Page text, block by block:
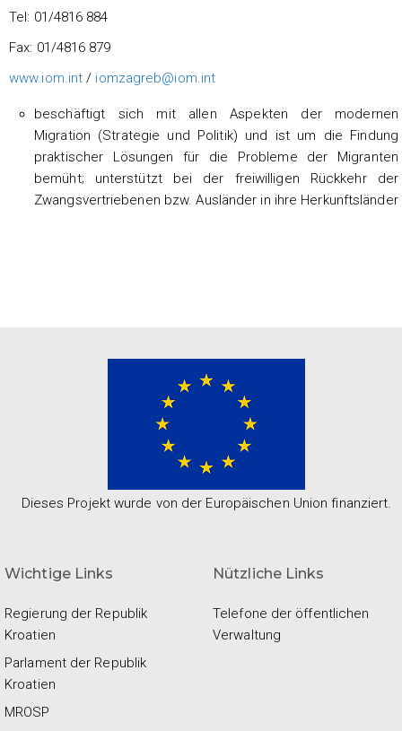
Tel: 01/4816 884
Fax: 01/4816 879
www.iom.int / iomzagreb@iom.int
beschäftigt sich mit allen Aspekten der modernen
Migration (Strategie und Politik) und ist um die Findung
praktischer Lösungen für die Probleme der Migranten
bemüht; unterstützt bei der freiwilligen Rückkehr der
Zwangsvertriebenen bzw. Ausländer in ihre Herkunftsländer
Dieses Projekt wurde von der Europäischen Union finanziert.
Wichtige Links
Regierung der Republik
Kroatien
Parlament der Republik
Kroatien
MROSP
Nützliche Links
Telefone der öffentlichen
Verwaltung